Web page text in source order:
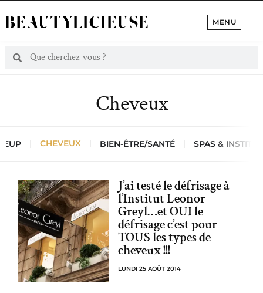
MENU
Cheveux
CHEVEUX BIEN-ÊTRE/SANTÉ SPAS &
J’ai testé le défrisage à
l’Institut Leonor
Greyl…et OUI le
défrisage c’est pour
TOUS les types de
cheveux !!!
LUNDI 25 AOÛT 2014